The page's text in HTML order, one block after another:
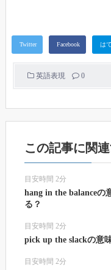
英語表現 0
この記事に関
目安時間 2分
hang in the balanceの
る？
目安時間 2分
pick up the slackの意
目安時間 2分